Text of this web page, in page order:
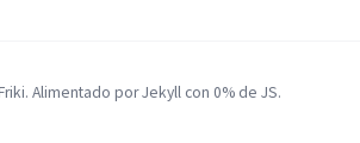
Alimentado por Jekyll con 0% de JS.